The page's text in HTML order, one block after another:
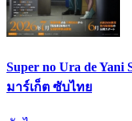
Super no Ura de
มาร์เก็ต ซับไทย